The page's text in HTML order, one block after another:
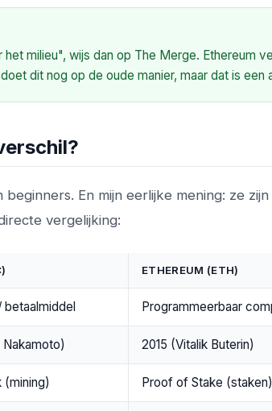
milieu", wijs dan op The Merge. Ethereum
dit nog op de oude manier, maar dat is een
En mijn eerlijke mening: ze
vergelijking:
ETHEREUM (ETH)
betaalmiddel Programmeerbaar
2015 (Vitalik Buterin)
Proof of Stake (staken)